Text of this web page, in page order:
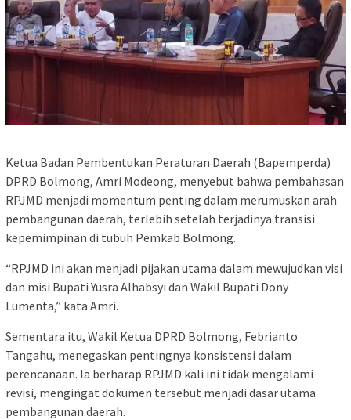
Ketua Badan Pembentukan Peraturan Daerah (Bapemperda)
DPRD Bolmong, Amri Modeong, menyebut bahwa pembahasan
RPJMD menjadi momentum penting dalam merumuskan arah
pembangunan daerah, terlebih setelah terjadinya transisi
kepemimpinan di tubuh Pemkab Bolmong.
“RPJMD ini akan menjadi pijakan utama dalam mewujudkan visi
dan misi Bupati Yusra Alhabsyi dan Wakil Bupati Dony
Lumenta,” kata Amri.
Sementara itu, Wakil Ketua DPRD Bolmong, Febrianto
Tangahu, menegaskan pentingnya konsistensi dalam
perencanaan. Ia berharap RPJMD kali ini tidak mengalami
revisi, mengingat dokumen tersebut menjadi dasar utama
pembangunan daerah.